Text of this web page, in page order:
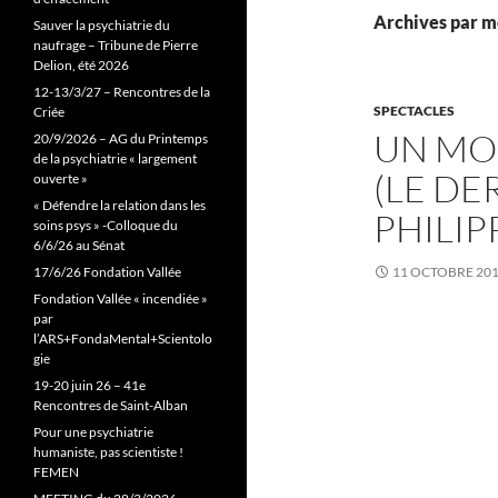
Archives par
SPECTACLES
UN
(LE
11 OCTOBRE
Sauver la psychiatrie du
naufrage – Tribune de Pierre
Delion, été 2026
12-13/3/27 – Rencontres de la
Criée
20/9/2026 – AG du Printemps
de la psychiatrie « largement
ouverte »
« Défendre la relation dans les
soins psys » -Colloque du
6/6/26 au Sénat
17/6/26 Fondation Vallée
Fondation Vallée « incendiée »
par
l’ARS+FondaMental+Scientolo
gie
19-20 juin 26 – 41e
Rencontres de Saint-Alban
Pour une psychiatrie
humaniste, pas scientiste !
FEMEN